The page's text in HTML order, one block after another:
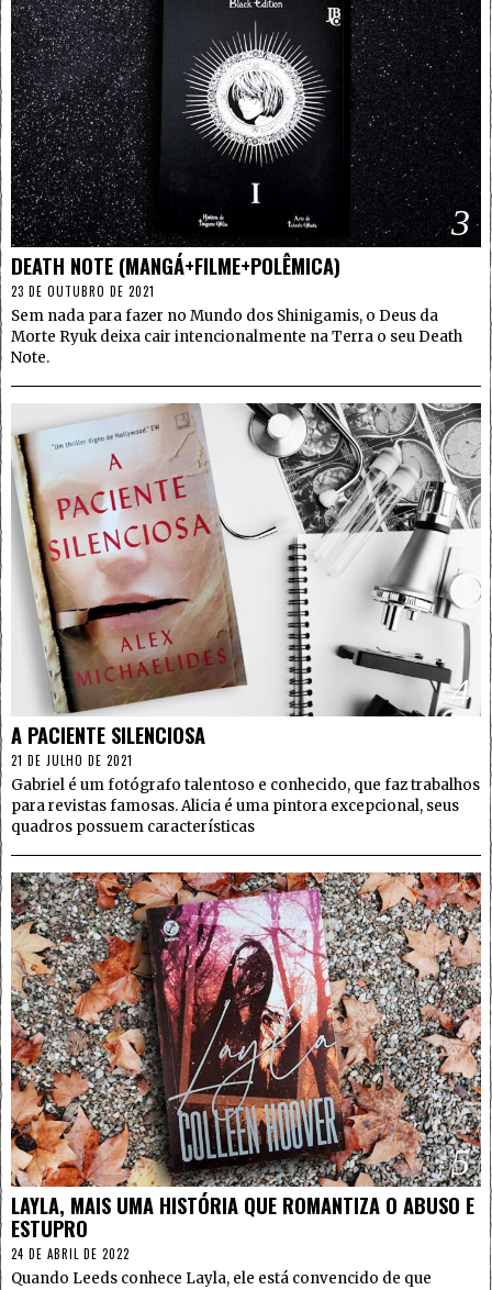
3
DEATH NOTE (MANGÁ+FILME+POLÊMICA)
23 DE OUTUBRO DE 2021
Sem nada para fazer no Mundo dos Shinigamis, o Deus da
Morte Ryuk deixa cair intencionalmente na Terra o seu Death
Note.
4
A PACIENTE SILENCIOSA
21 DE JULHO DE 2021
Gabriel é um fotógrafo talentoso e conhecido, que faz trabalhos
para revistas famosas. Alicia é uma pintora excepcional, seus
quadros possuem características
5
LAYLA, MAIS UMA HISTÓRIA QUE ROMANTIZA O ABUSO E
ESTUPRO
24 DE ABRIL DE 2022
Quando Leeds conhece Layla, ele está convencido de que